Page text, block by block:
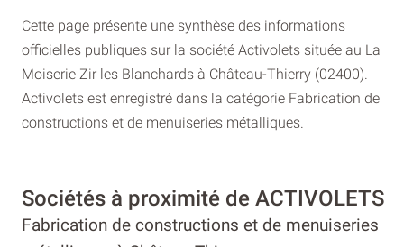
Cette page présente une synthèse des informations
officielles publiques sur la société Activolets située au La
Moiserie Zir les Blanchards à Château-Thierry (02400).
Activolets est enregistré dans la catégorie Fabrication de
constructions et de menuiseries métalliques.
Sociétés à proximité de ACTIVOLETS
Fabrication de constructions et de menuiseries